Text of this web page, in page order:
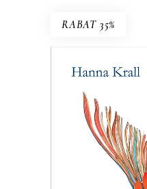
RABAT 35%
W 1983 roku
postanowiło
– bezrobotnej w
Hanna Krall
weryfikacji, bo
wywrotowe